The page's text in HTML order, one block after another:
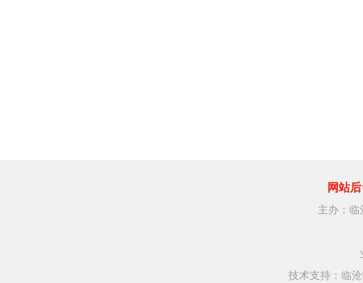
网站
主办：
技术支持：临